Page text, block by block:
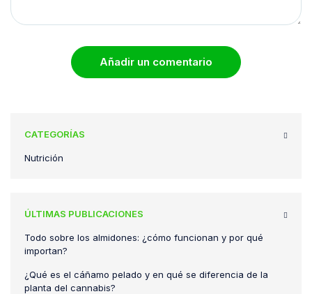
Añadir un comentario
CATEGORÍAS
Nutrición
ÚLTIMAS PUBLICACIONES
Todo sobre los almidones: ¿cómo funcionan y por qué
importan?
¿Qué es el cáñamo pelado y en qué se diferencia de la
planta del cannabis?